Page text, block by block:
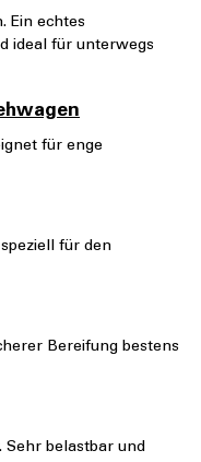
Ein echtes
ideal für unterwegs
für enge
für den
Bereifung bestens
Sehr belastbar und